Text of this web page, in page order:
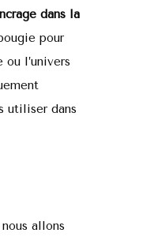
dans la
pour
l’univers
utiliser dans
allons